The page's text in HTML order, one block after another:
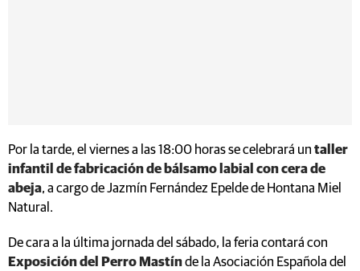
Por la tarde, el viernes a las 18:00 horas se celebrará un taller
infantil de fabricación de bálsamo labial con cera de
abeja, a cargo de Jazmín Fernández Epelde de Hontana Miel
Natural.
De cara a la última jornada del sábado, la feria contará con
Exposición del Perro Mastínde la Asociación Española del